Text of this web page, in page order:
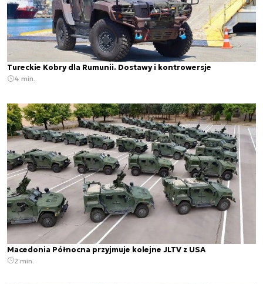
Tureckie Kobry dla Rumunii. Dostawy i kontrowersje
4 min.
Macedonia Północna przyjmuje kolejne JLTV z USA
2 min.